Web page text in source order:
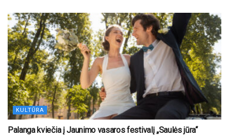
KULTŪRA
Palanga kviečia į Jaunimo vasaros festivalį „Saulės jūra“